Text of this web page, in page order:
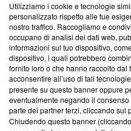
Questa sezione offre
News, sui nostri processi
creare news di qualità.
‘Trust Project - News with
ancora membro del
parte; Trust Project non ha
conformità agli standard.
Su di noi
Utilizziamo i cookie e tecnologie
personalizzato rispetto alle tue
nostro traffico. Raccogliamo e
occupano di analisi dei dati web,
informazioni sul tuo dispositivo,
dispositivo, i quali potrebbero
fornito loro o che hanno raccolto dal
acconsentire all’uso di tali
presente su questo banner oppure
eventualmente negando il
parte dei partner terzi, cliccando sul
Chiudendo questo banner